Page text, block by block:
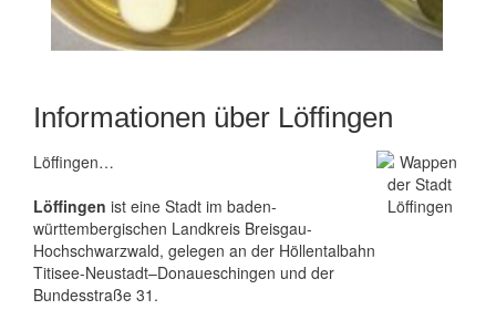
Informationen über Löffingen
Löffingen…
Löffingen ist eine Stadt im baden-
württembergischen Landkreis Breisgau-
Hochschwarzwald, gelegen an der Höllentalbahn
Titisee-Neustadt–Donaueschingen und der
Bundesstraße 31.